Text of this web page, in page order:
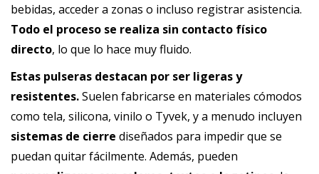
bebidas, acceder a zonas o incluso registrar asistencia.
Todo el proceso se realiza sin contacto físico
directo, lo que lo hace muy fluido.
Estas pulseras destacan por ser ligeras y
resistentes.Suelen fabricarse en materiales cómodos
como tela, silicona, vinilo o Tyvek, y a menudo incluyen
sistemas de cierre diseñados para impedir que se
puedan quitar fácilmente. Además, pueden